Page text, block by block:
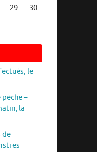
29
30
le
–
la
de